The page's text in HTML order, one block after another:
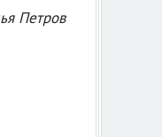
Петров